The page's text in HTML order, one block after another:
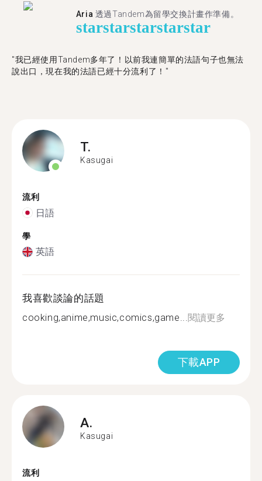
Aria 透過Tandem為留學交換計畫作準備。
starstarstarstarstar
"我已經使用Tandem多年了！以前我連簡單的法語句子也無法
說出口，現在我的法語已經十分流利了！"
T.
Kasugai
流利
日語
學
英語
我喜歡談論的話題
cooking,anime,music,comics,game...閱讀更多
下載APP
A.
Kasugai
流利